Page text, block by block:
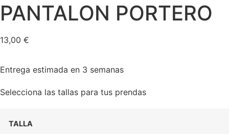
PANTALON PORTERO
13,00 €
Entrega estimada en 3 semanas
Selecciona las tallas para tus prendas
TALLA